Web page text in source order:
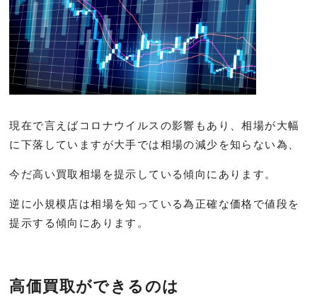
現在で言えばコロナウイルスの影響もあり、相場が大幅
に下落していますが大手では相場の減少を知らない為、
今だ高い買取相場を提示している傾向にあります。
逆に小規模店は相場を知っている為正確な価格で値段を
提示する傾向にあります。
高価買取ができるのは